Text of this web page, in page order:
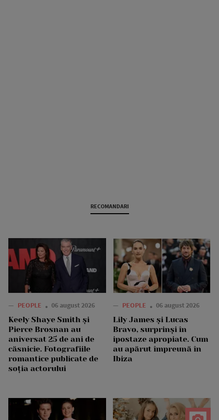
RECOMANDARI
— PEOPLE 06 august 2026
Keely Shaye Smith și
Pierce Brosnan au
aniversat 25 de ani de
căsnicie. Fotografiile
romantice publicate de
soția actorului
— PEOPLE 06 august 2026
Lily James și Lucas
Bravo, surprinși în
ipostaze apropiate. Cum
au apărut împreună în
Ibiza